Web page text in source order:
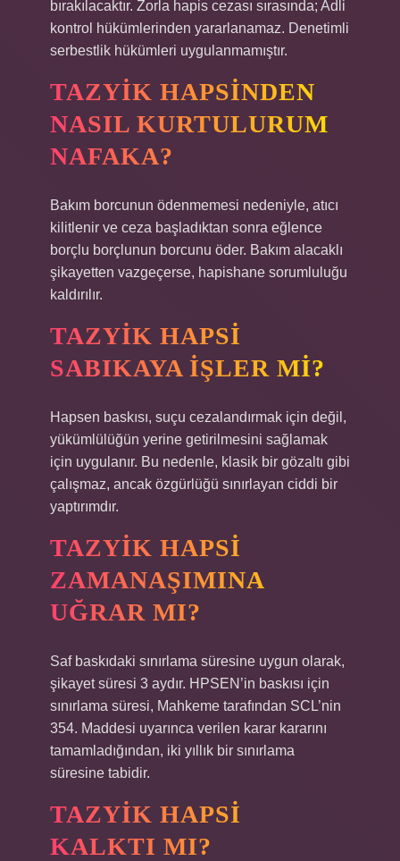
bırakılacaktır. Zorla hapis cezası sırasında; Adli
kontrol hükümlerinden yararlanamaz. Denetimli
serbestlik hükümleri uygulanmamıştır.
TAZYIK HAPSINDEN
NASIL KURTULURUM
NAFAKA?
Bakım borcunun ödenmemesi nedeniyle, atıcı
kilitlenir ve ceza başladıktan sonra eğlence
borçlu borçlunun borcunu öder. Bakım alacaklı
şikayetten vazgeçerse, hapishane sorumluluğu
kaldırılır.
TAZYIK HAPSI
SABIKAYA IŞLER MI?
Hapsen baskısı, suçu cezalandırmak için değil,
yükümlülüğün yerine getirilmesini sağlamak
için uygulanır. Bu nedenle, klasik bir gözaltı gibi
çalışmaz, ancak özgürlüğü sınırlayan ciddi bir
yaptırımdır.
TAZYIK HAPSI
ZAMANAŞIMINA
UĞRAR MI?
Saf baskıdaki sınırlama süresine uygun olarak,
şikayet süresi 3 aydır. HPSEN’in baskısı için
sınırlama süresi, Mahkeme tarafından SCL’nin
354. Maddesi uyarınca verilen karar kararını
tamamladığından, iki yıllık bir sınırlama
süresine tabidir.
TAZYIK HAPSI
KALKTI MI?